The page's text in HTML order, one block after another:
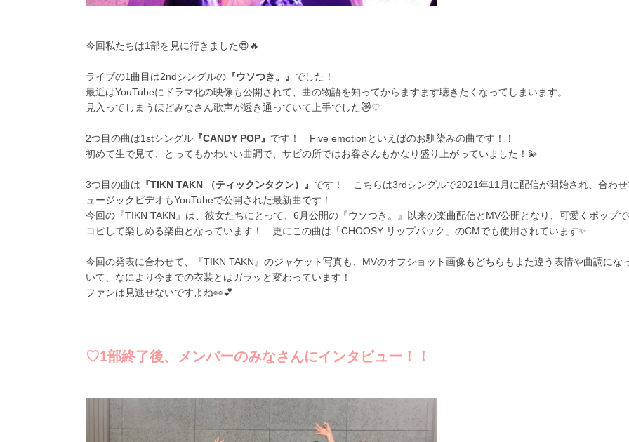
今回私たちは1部を見に行きました😍🔥
ライブの1曲目は2ndシングルの 『ウソつき。』 でした！
最近はYouTubeにドラマ化の映像も公開されて、曲の物語を知ってからますます聴きたくなってしまいます。
見入ってしまうほどみなさん歌声が透き通っていて上手でした😿♡
2つ目の曲は1stシングル 『CANDY POP』 です！ Five emotionといえばのお馴染みの曲です！！
初めて生で見て、とってもかわいい曲調で、サビの所ではお客さんもかなり盛り上がっていました！💫
3つ目の曲は 『TIKN TAKN （ティックンタクン）』 です！ こちらは3rdシングルで2021年11月に配信が開始され、合わせ
ュージックビデオもYouTubeで公開された最新曲です！
今回の『TIKN TAKN』は、彼女たちにとって、6月公開の『ウソつき。』以来の楽曲配信とMV公開となり、可愛くポップで
コピして楽しめる楽曲となっています！ 更にこの曲は「CHOOSY リップパック」のCMでも使用されています✨
今回の発表に合わせて、『TIKN TAKN』のジャケット写真も、MVのオフショット画像もどちらもまた違う表情や曲調にな
いて、なにより今までの衣装とはガラッと変わっています！
ファンは見逃せないですよね👀💕
♡1部終了後、メンバーのみなさんにインタビュー！！